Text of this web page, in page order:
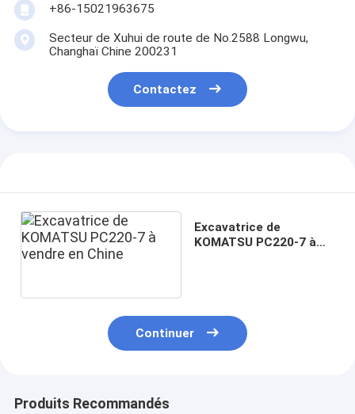
+86-15021963675
Secteur de Xuhui de route de No.2588 Longwu,
Changhaï Chine 200231
Contactez
Excavatrice de
KOMATSU PC220-7 à
Continuer
Produits Recommandés